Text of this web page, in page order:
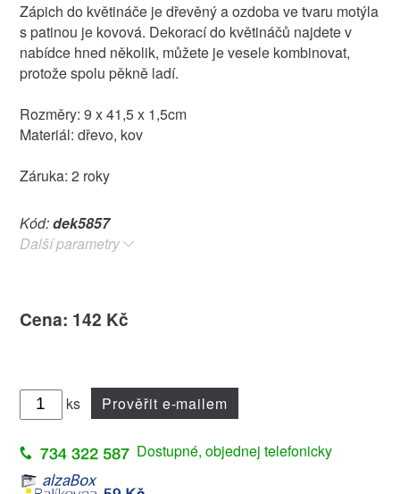
Zápich do květináče je dřevěný a ozdoba ve tvaru motýla
s patinou je kovová. Dekorací do květináčů najdete v
nabídce hned několik, můžete je vesele kombinovat,
protože spolu pěkně ladí.
Rozměry: 9 x 41,5 x 1,5cm
Materiál: dřevo, kov
Záruka: 2 roky
Kód:dek5857
Další parametry
Cena: 142 Kč
ks Prověřit e-mailem
Dostupné, objednej telefonicky